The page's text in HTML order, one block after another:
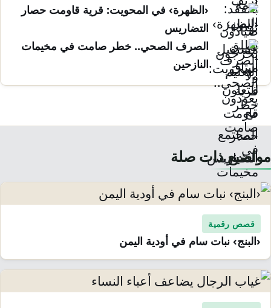
‹الظهرة› في المحويت: قرية قاومت حصار
التضاريس
الصرف الصحي.. خطر صامت في مخيمات
النازحين
مواضيع ذات صلة
قصص رقمية
‹البنج› نبات سام في أودية اليمن